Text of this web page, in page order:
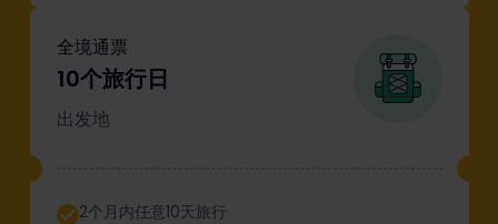
全境通票
10个旅行日
出发地
2个月内任意10天旅行